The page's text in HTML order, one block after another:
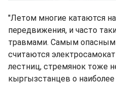
"Летом многие катаются
передвижения, и часто
травмами. Самым опасным
считаются
лестниц, стремянок тоже
кыргызстанцев о